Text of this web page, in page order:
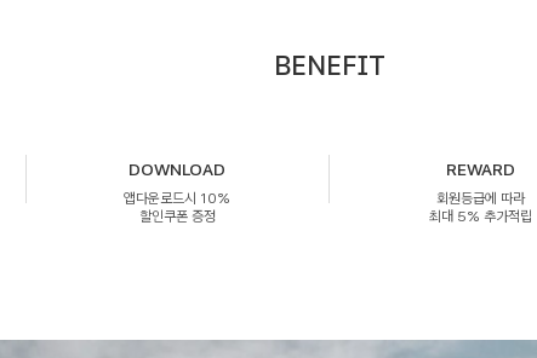
BENEFIT
DOWNLOAD
앱다운로드시 10%
할인쿠폰 증정
REWARD
회원등급에 따라
최대 5% 추가적립